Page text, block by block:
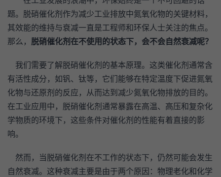
题。脱硝催化剂作为减少工业排放中氮氧化物的关键材料，
其效能的维持与衰减一直是工程师和环保人士关注的焦点。
那么， 脱硝催化剂在不使用的状态下，会不会自然衰减呢？
我们需要了解脱硝催化剂的基本原理。这类催化剂通常含
有活性成分，如钒、钛等，它们能够在特定温度下促进氮氧
化物与还原剂的反应，从而达到减少氮氧化物排放的目的。
在工业应用中，脱硝催化剂通常暴露在高温、高压和复杂化
学物质的环境下，这些条件对催化剂的性能有着直接的影
响。
然而，当脱硝催化剂在不工作的状态下，仍然可能会发生
自然衰减。这种衰减主要是由于两个原因：物理老化和化学